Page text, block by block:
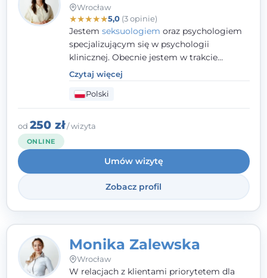
Wrocław
★★★★★5,0(3 opinie)
Jestem seksuologiem oraz psychologiem
specjalizującym się w psychologii
klinicznej. Obecnie jestem w trakcie
szkolenia na psychoterapeutę
systemowego. Posiadam status członka
nadzwyczajnego Wielkopolskiego
TowarzystwaTerapii Systemowejoraz
należę do Polskiego Towarzystwa
pierwszym miejscu stawiam budowanie
atmosfery bezpieczeństwa i zrozumienia w
relacjach z Klientami. Istotna dla nie jest
również koncentracja na dostępnych
zasobach.
Czytaj więcej
Polski
od 250 zł/ wizyta
ONLINE
Umów wizytę
Zobacz profil
Monika Zalewska
Wrocław
W relacjach z klientami priorytetem dla